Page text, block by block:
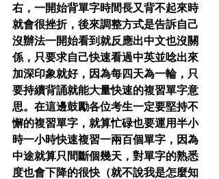
右，一開始背單字時間長又背不起來時
就會很挫折，後來調整方式是告訴自己
沒辦法一開始看到就反應出中文也沒關
係，只要求自己快速看過中英並唸出來
加深印象就好，因為每四天為一輪，只
要持續背誦就能大量快速的複習單字意
思。在這邊鼓勵各位考生一定要堅持不
懈的複習單字，就算忙碌也要運用半小
時一小時快速複習一兩百個單字，因為
中途就算只間斷個幾天，對單字的熟悉
度也會下降的很快（就不說我是怎麼知